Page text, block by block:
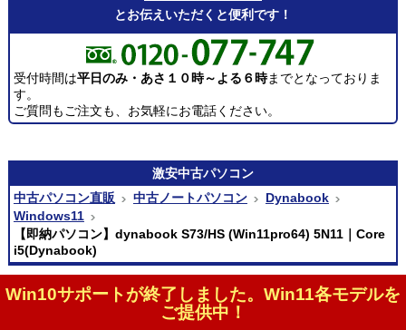
とお伝えいただくと便利です！
受付時間は平日のみ・あさ１０時～よる６時までとなっておりま
す。
ご質問もご注文も、お気軽にお電話ください。
激安中古パソコン
中古パソコン直販
中古ノートパソコン
Dynabook
Windows11
【即納パソコン】dynabook S73/HS (Win11pro64) 5N11｜Core
i5(Dynabook)
Win10サポートが終了しました。Win11各モデルを
ご提供中！